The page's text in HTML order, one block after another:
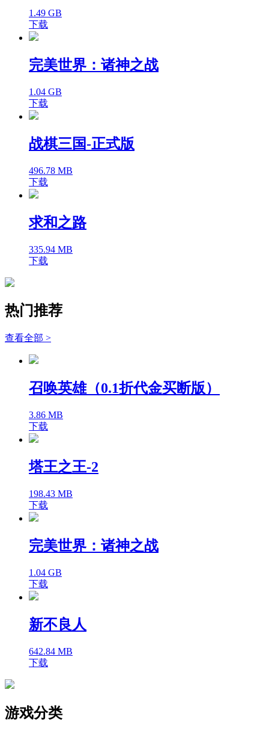
1.49 GB
下载
完美世界：诸神之战
1.04 GB
下载
战棋三国-正式版
496.78 MB
下载
求和之路
335.94 MB
下载
热门推荐
查看全部 >
召唤英雄（0.1折代金买断版）
3.86 MB
下载
塔王之王-2
198.43 MB
下载
完美世界：诸神之战
1.04 GB
下载
新不良人
642.84 MB
下载
游戏分类